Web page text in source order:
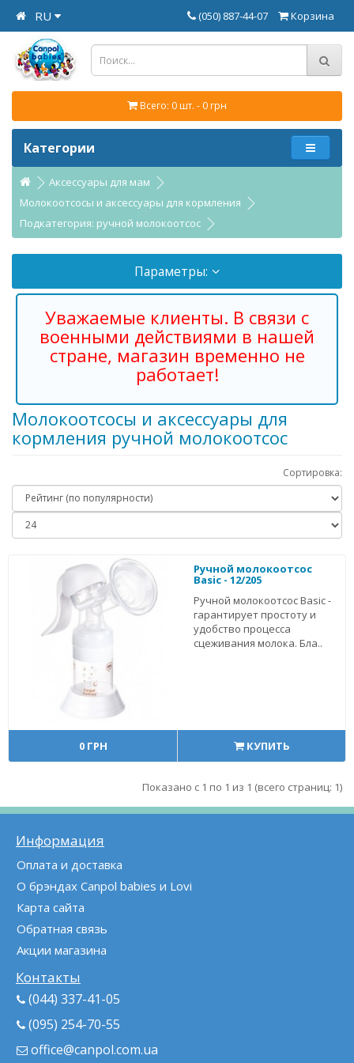
RU Корзина
(050) 887-44-07
Всего: 0 шт. - 0 грн
Категории
Аксессуары для мам
Молокоотсосы и аксессуары для кормления
Подкатегория: ручной молокоотсос
Параметры:
Уважаемые клиенты. В связи с
военными действиями в нашей
стране, магазин временно не
работает!
Молокоотсосы и аксессуары для
кормления ручной молокоотсос
Сортировка:
Ручной молокоотсос
Basic - 12/205
Ручной молокоотсос Basic -
гарантирует простоту и
удобство процесса
сцеживания молока. Бла..
0 ГРН КУПИТЬ
Показано с 1 по 1 из 1 (всего страниц: 1)
Информация
Оплата и доставка
О брэндах Canpol babies и Lovi
Карта сайта
Обратная связь
Акции магазина
Контакты
(044) 337-41-05
(095) 254-70-55
office@canpol.com.ua